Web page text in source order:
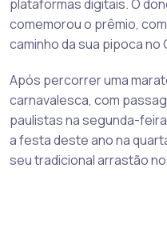
plataformas digitais. O
comemorou o prêmio,
caminho da sua pipoca no
Após percorrer uma
carnavalesca, com
paulistas na segunda-
a festa deste ano na
seu tradicional arrastão